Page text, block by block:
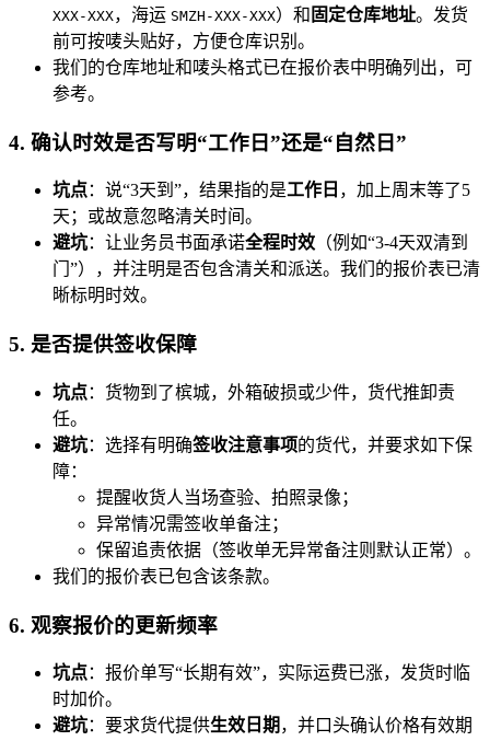
XXX-XXX，海运 SMZH-XXX-XXX）和 固定仓库地址。发货
前可按唛头贴好，方便仓库识别。
我们的仓库地址和唛头格式已在报价表中明确列出，可
参考。
4. 确认时效是否写明“工作日”还是“自然日”
坑点：说“3天到”，结果指的是工作日 ，加上周末等了5
天；或故意忽略清关时间。
避坑：让业务员书面承诺全程时效 （例如“3-4天双清到
门”），并注明是否包含清关和派送。我们的报价表已清
晰标明时效。
5. 是否提供签收保障
坑点：货物到了槟城，外箱破损或少件，货代推卸责
任。
避坑：选择有明确签收注意事项的货代，并要求如下保
障：
提醒收货人当场查验、拍照录像；
异常情况需签收单备注；
保留追责依据（签收单无异常备注则默认正常）。
我们的报价表已包含该条款。
6. 观察报价的更新频率
坑点：报价单写“长期有效”，实际运费已涨，发货时临
时加价。
避坑：要求货代提供生效日期 ，并口头确认价格有效期